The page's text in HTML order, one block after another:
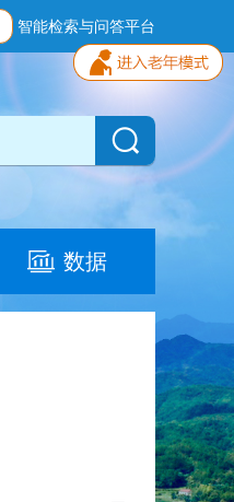
智能检索与问答平台
数据